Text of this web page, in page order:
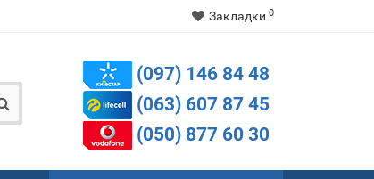
Закладки 0
(097) 146 84 48
(063) 607 87 45
(050) 877 60 30